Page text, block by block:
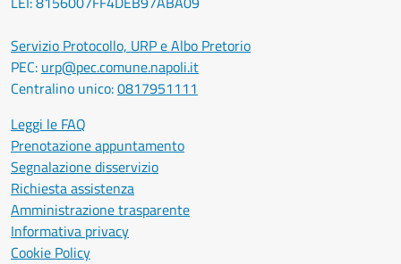
Servizio Protocollo, URP e Albo Pretorio
PEC: urp@pec.comune.napoli.it
Centralino unico:0817951111
Leggi le FAQ
Prenotazione appuntamento
Segnalazione disservizio
Richiesta assistenza
Amministrazione trasparente
Informativa privacy
Cookie Policy